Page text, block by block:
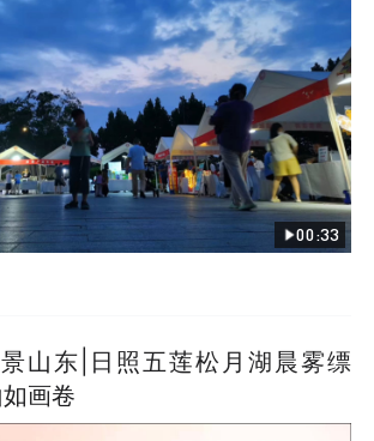
00:33
山东|日照五莲松月湖晨雾缥
画卷